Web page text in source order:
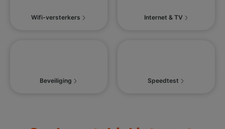
Wifi-versterkers Internet & TV
Beveiliging Speedtest